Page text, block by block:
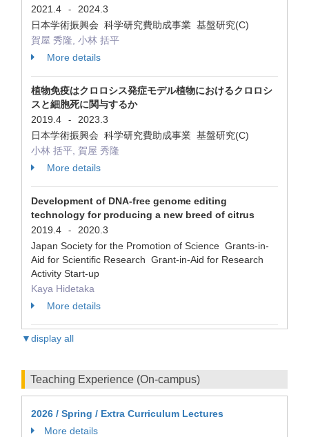
2021.4
-
2024.3
日本学術振興会 科学研究費助成事業 基盤研究(C)
賀屋 秀隆, 小林 括平
More details
植物免疫はクロロシス発症モデル植物におけるクロロシ
スと細胞死に関与するか
2019.4
-
2023.3
日本学術振興会 科学研究費助成事業 基盤研究(C)
小林 括平, 賀屋 秀隆
More details
Development of DNA-free genome editing
technology for producing a new breed of citrus
2019.4
-
2020.3
Japan Society for the Promotion of Science Grants-in-
Aid for Scientific Research Grant-in-Aid for Research
Activity Start-up
Kaya Hidetaka
More details
▼display all
Teaching Experience (On-campus)
2026 / Spring / Extra Curriculum Lectures
More details